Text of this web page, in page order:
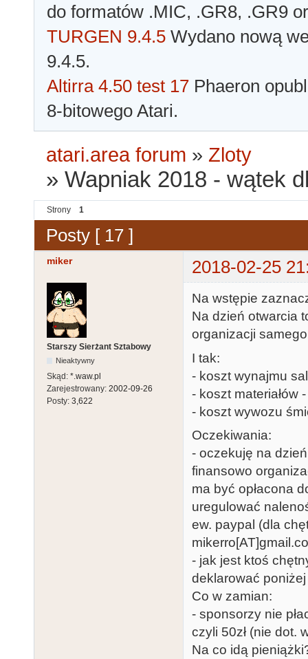
do formatów .MIC, .GR8, .GR9
TURGEN 9.4.5 Wydano nową
9.4.5.
Altirra 4.50 test 17 Phaeron
8-bitowego Atari.
atari.area forum » Zloty
»Wapniak 2018 - wątek
Strony 1
Posty [ 17 ]
miker 2018-02-25
Starszy Sierżant Sztabowy
Nieaktywny
Skąd: *.waw.pl
Zarejestrowany: 2002-09-26
Posty: 3,622
Na wstępie
Na dzień otwarcia
organizacji
I tak:
- koszt wynajmu
- koszt materiałów
- koszt wywozu
Oczekiwania:
- oczekuję na
finansowo
ma być opłacona
uregulować
ew. paypal (dla
- jak jest ktoś
deklarować poniżej
Co w zamian:
- sponsorzy nie
czyli 50zł (nie dot.
Na co idą